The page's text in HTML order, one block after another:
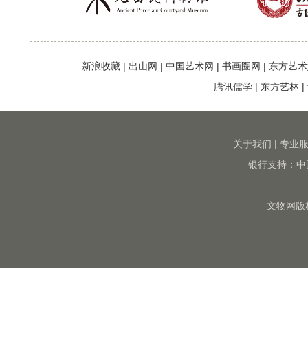
新浪收藏 | 出山网 | 中国艺术网 | 书画圈网 | 东方艺
腾讯儒学 | 东方艺林 |
关于我们 | 专业
银行支持：
文物网